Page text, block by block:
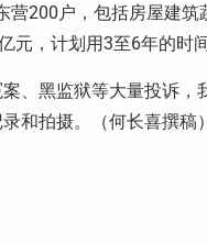
200户，包括房屋建
，计划用3至6年的时间
、黑监狱等大量投诉
和拍摄。（何长喜撰稿）